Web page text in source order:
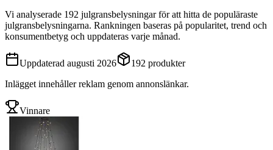
Vi analyserade 192 julgransbelysningarför att hitta de populäraste
julgransbelysningarna. Rankningen baseras på popularitet, trend och
konsumentbetyg och uppdateras varje månad.
Uppdaterad augusti 2026 192 produkter
Inlägget innehåller reklam genom annonslänkar.
Vinnare